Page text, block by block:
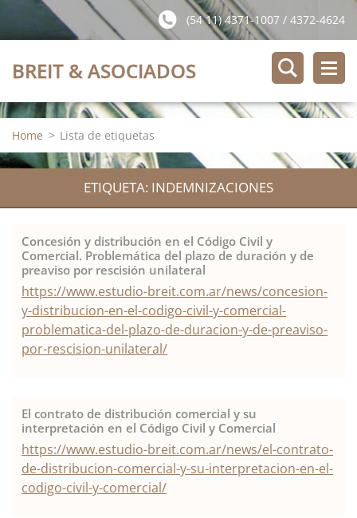
(54 11) 4371-1007 / 4372-4624
BREIT & ASOCIADOS
Home > Lista de etiquetas
ETIQUETA: INDEMNIZACIONES
Concesión y distribución en el Código Civil y
Comercial. Problemática del plazo de duración y de
preaviso por rescisión unilateral
https://www.estudio-breit.com.ar/news/concesion-
y-distribucion-en-el-codigo-civil-y-comercial-
problematica-del-plazo-de-duracion-y-de-preaviso-
por-rescision-unilateral/
El contrato de distribución comercial y su
interpretación en el Código Civil y Comercial
https://www.estudio-breit.com.ar/news/el-contrato-
de-distribucion-comercial-y-su-interpretacion-en-el-
codigo-civil-y-comercial/